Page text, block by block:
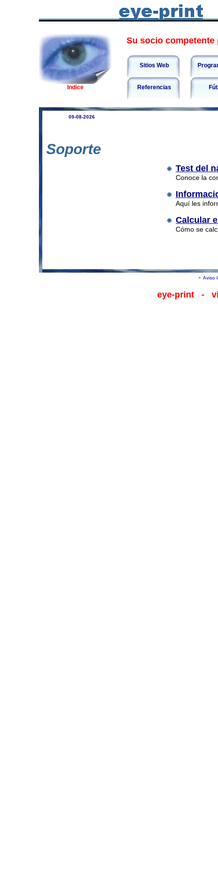
Indice
Su socio competente
Sitios Web
Referencias
09-08-2026
Soporte
Test del
Conoce la
Aquí les
Calcular
Cómo se
- Aviso
eye-print -